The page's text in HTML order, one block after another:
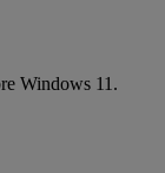
Windows 11.